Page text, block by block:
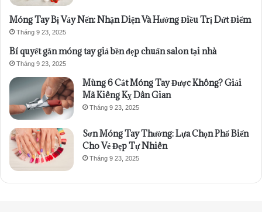
Móng Tay Bị Vảy Nến: Nhận Diện Và Hướng Điều Trị Dứt Điểm
Tháng 9 23, 2025
Bí quyết gắn móng tay giả bền đẹp chuẩn salon tại nhà
Tháng 9 23, 2025
Mùng 6 Cắt Móng Tay Được Không? Giải
Mã Kiêng Kỵ Dân Gian
Tháng 9 23, 2025
Sơn Móng Tay Thường: Lựa Chọn Phổ Biến
Cho Vẻ Đẹp Tự Nhiên
Tháng 9 23, 2025